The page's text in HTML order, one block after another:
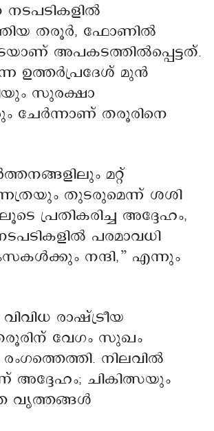
തരൂർ, ഫോണിൽ
അപകടത്തിൽപ്പെട്ടത്.
ഉത്തർപ്രദേശ് മുൻ
സുരക്ഷാ
ചേർന്നാണ് തരൂരിനെ
മറ്റ്
തുടരുമെന്ന് ശശി
പ്രതികരിച്ച അദ്ദേഹം,
പരമാവധി
നന്ദി,” എന്നും
രാഷ്ട്രീയ
വേഗം സുഖം
നിലവിൽ
അദ്ദേഹം; ചികിത്സയും
വൃത്തങ്ങൾ